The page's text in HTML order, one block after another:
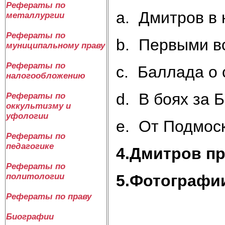
Рефераты по
металлургии
Рефераты по
муниципальному праву
Рефераты по
налогообложению
Рефераты по
оккультизму и
уфологии
Рефераты по
педагогике
Рефераты по
политологии
Рефераты по праву
Биографии
a. Дмитров в
b. Первыми
c. Баллада о
d. В боях за
e. От
4.Дмитров